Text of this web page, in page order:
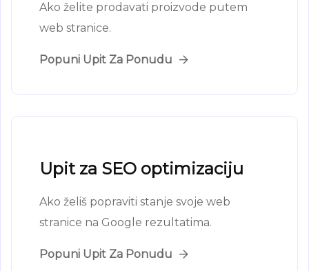
Ako želite prodavati proizvode putem
web stranice.
Popuni Upit Za Ponudu
Upit za SEO optimizaciju
Ako želiš popraviti stanje svoje web
stranice na Google rezultatima.
Popuni Upit Za Ponudu